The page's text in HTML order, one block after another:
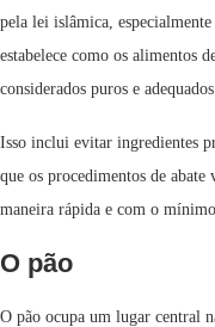
pela lei islâmica,
estabelece como os alimentos
considerados puros e
Isso inclui evitar ingredientes
que os procedimentos de
maneira rápida e com o
O pão
O pão ocupa um lugar central